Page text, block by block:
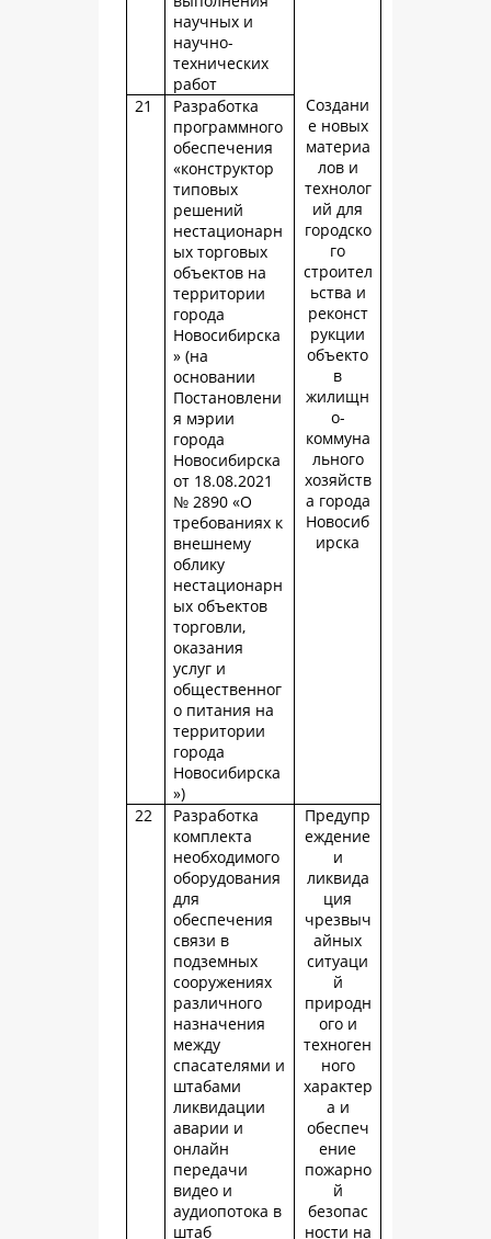
научных и
научно-
технических
работ
Создани
е новых
материа
лов и
технолог
ий для
городско
го
строител
ьства и
реконст
рукции
объекто
в
жилищн
о-
коммуна
льного
хозяйств
а города
Новосиб
ирска
21
Разработка
программного
обеспечения
«конструктор
типовых
решений
нестационарн
ых торговых
объектов на
территории
города
Новосибирска
» (на
основании
Постановлени
я мэрии
города
Новосибирска
от 18.08.2021
№ 2890 «О
требованиях к
внешнему
облику
нестационарн
ых объектов
торговли,
оказания
услуг и
общественног
о питания на
территории
города
Новосибирска
»)
22
Разработка
комплекта
необходимого
оборудования
для
обеспечения
связи в
подземных
сооружениях
различного
назначения
между
спасателями и
штабами
ликвидации
аварии и
онлайн
передачи
видео и
аудиопотока в
штаб
Предупр
еждение
и
ликвида
ция
чрезвыч
айных
ситуаци
й
природн
ого и
техноген
ного
характер
а и
обеспеч
ение
пожарно
й
безопас
ности на